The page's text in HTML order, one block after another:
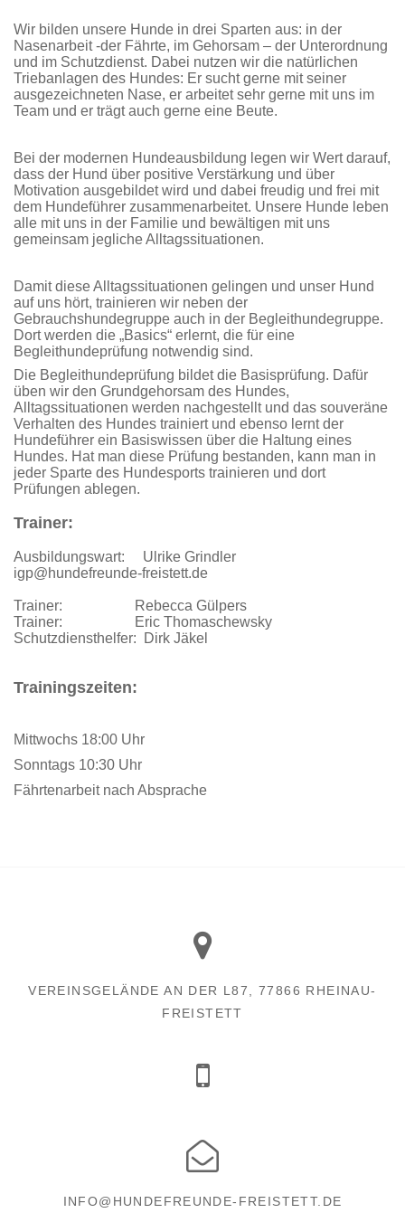
Wir bilden unsere Hunde in drei Sparten aus: in der
Nasenarbeit -der Fährte, im Gehorsam – der Unterordnung
und im Schutzdienst. Dabei nutzen wir die natürlichen
Triebanlagen des Hundes: Er sucht gerne mit seiner
ausgezeichneten Nase, er arbeitet sehr gerne mit uns im
Team und er trägt auch gerne eine Beute.
Bei der modernen Hundeausbildung legen wir Wert darauf,
dass der Hund über positive Verstärkung und über
Motivation ausgebildet wird und dabei freudig und frei mit
dem Hundeführer zusammenarbeitet. Unsere Hunde leben
alle mit uns in der Familie und bewältigen mit uns
gemeinsam jegliche Alltagssituationen.
Damit diese Alltagssituationen gelingen und unser Hund
auf uns hört, trainieren wir neben der
Gebrauchshundegruppe auch in der Begleithundegruppe.
Dort werden die „Basics“ erlernt, die für eine
Begleithundeprüfung notwendig sind.
Die Begleithundeprüfung bildet die Basisprüfung. Dafür
üben wir den Grundgehorsam des Hundes,
Alltagssituationen werden nachgestellt und das souveräne
Verhalten des Hundes trainiert und ebenso lernt der
Hundeführer ein Basiswissen über die Haltung eines
Hundes. Hat man diese Prüfung bestanden, kann man in
jeder Sparte des Hundesports trainieren und dort
Prüfungen ablegen.
Trainer:
Ausbildungswart: Ulrike Grindler
igp@hundefreunde-freistett.de
Trainer: Rebecca Gülpers
Trainer: Eric Thomaschewsky
Schutzdiensthelfer: Dirk Jäkel
Trainingszeiten:
Mittwochs 18:00 Uhr
Sonntags 10:30 Uhr
Fährtenarbeit nach Absprache
VEREINSGELÄNDE AN DER L87, 77866 RHEINAU-
FREISTETT
INFO@HUNDEFREUNDE-FREISTETT.DE